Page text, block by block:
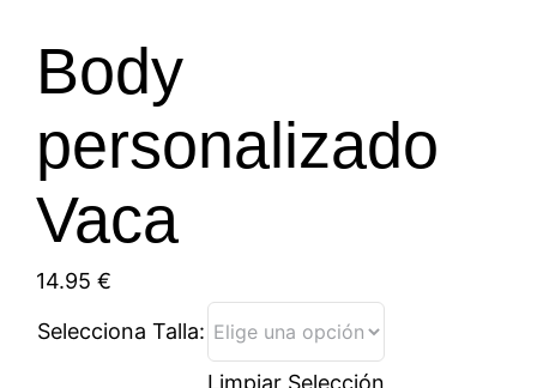
Body
personalizado
Vaca
14.95 €
Selecciona Talla:
Limpiar Selección